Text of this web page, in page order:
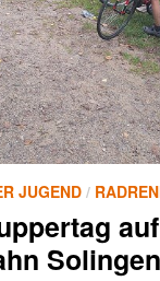
JUGEND/
Solingen